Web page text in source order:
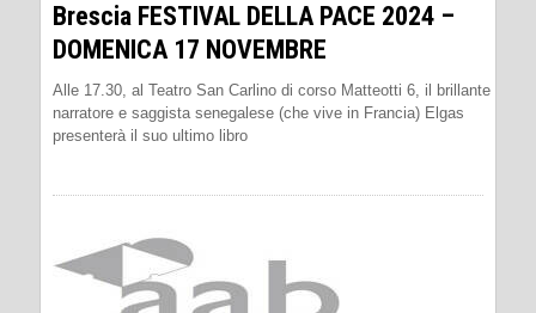
Brescia FESTIVAL DELLA PACE 2024 –
DOMENICA 17 NOVEMBRE
Alle 17.30, al Teatro San Carlino di corso Matteotti 6, il brillante
narratore e saggista senegalese (che vive in Francia) Elgas
presenterà il suo ultimo libro